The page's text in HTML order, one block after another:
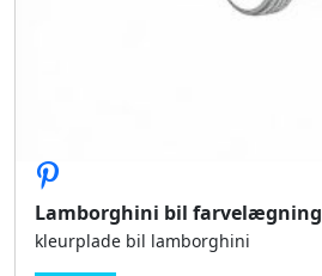
Lamborghini bil farvelægning
kleurplade bil lamborghini